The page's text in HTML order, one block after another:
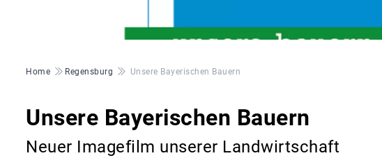
Pfadnavigation
Home Regensburg Unsere Bayerischen Bauern
Unsere Bayerischen Bauern
Neuer Imagefilm unserer Landwirtschaft